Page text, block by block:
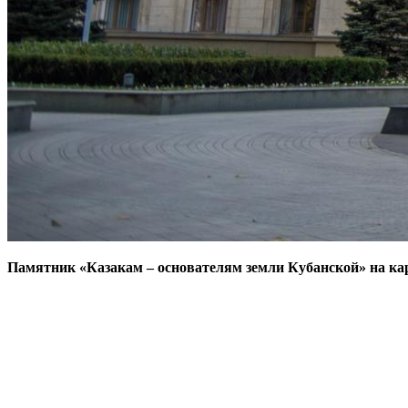
Памятник «Казакам – основателям земли Кубанской» на